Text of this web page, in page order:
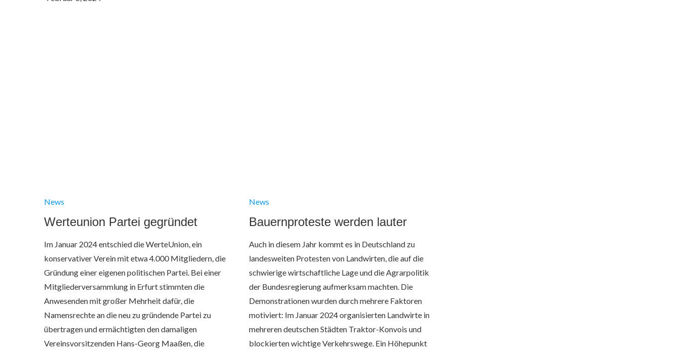
News
Werteunion Partei gegründet
Im Januar 2024 entschied die WerteUnion, ein
konservativer Verein mit etwa 4.000 Mitgliedern, die
Gründung einer eigenen politischen Partei. Bei einer
Mitgliederversammlung in Erfurt stimmten die
Anwesenden mit großer Mehrheit dafür, die
Namensrechte an die neu zu gründende Partei zu
übertragen und ermächtigten den damaligen
Vereinsvorsitzenden Hans-Georg Maaßen, die
News
Bauernproteste werden lauter
Auch in diesem Jahr kommt es in Deutschland zu
landesweiten Protesten von Landwirten, die auf die
schwierige wirtschaftliche Lage und die Agrarpolitik
der Bundesregierung aufmerksam machten.​ Die
Demonstrationen wurden durch mehrere Faktoren
motiviert:​ Im Januar 2024 organisierten Landwirte in
mehreren deutschen Städten Traktor-Konvois und
blockierten wichtige Verkehrswege. Ein Höhepunkt